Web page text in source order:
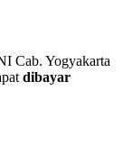
Cab. Yogyakarta
dibayar